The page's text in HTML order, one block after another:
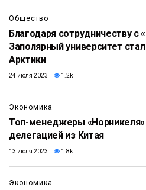
Общество
Благодаря сотрудничеству с
Заполярный университет
Арктики
24 июля 2023 1.2k
Экономика
Топ-менеджеры «Норникеля»
делегацией из Китая
13 июля 2023 1.8k
Экономика